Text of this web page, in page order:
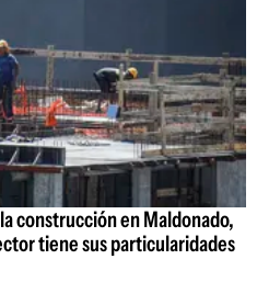
construcción en Maldonado,
tiene sus particularidades